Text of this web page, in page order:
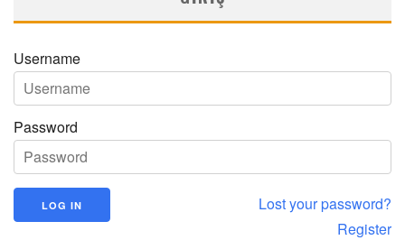
Username
Password
Lost your password?
Register